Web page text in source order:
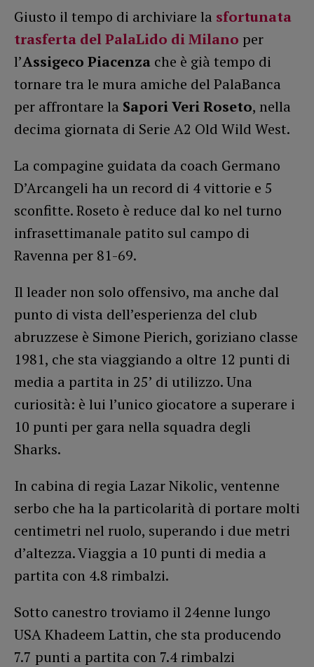
Giusto il tempo di archiviare la sfortunata
trasferta del PalaLido di Milano per
l’Assigeco Piacenza che è già tempo di
tornare tra le mura amiche del PalaBanca
per affrontare la Sapori Veri Roseto, nella
decima giornata di Serie A2 Old Wild West.
La compagine guidata da coach Germano
D’Arcangeli ha un record di 4 vittorie e 5
sconfitte. Roseto è reduce dal ko nel turno
infrasettimanale patito sul campo di
Ravenna per 81-69.
Il leader non solo offensivo, ma anche dal
punto di vista dell’esperienza del club
abruzzese è Simone Pierich, goriziano classe
1981, che sta viaggiando a oltre 12 punti di
media a partita in 25’ di utilizzo. Una
curiosità: è lui l’unico giocatore a superare i
10 punti per gara nella squadra degli
Sharks.
In cabina di regia Lazar Nikolic, ventenne
serbo che ha la particolarità di portare molti
centimetri nel ruolo, superando i due metri
d’altezza. Viaggia a 10 punti di media a
partita con 4.8 rimbalzi.
Sotto canestro troviamo il 24enne lungo
USA Khadeem Lattin, che sta producendo
7.7 punti a partita con 7.4 rimbalzi